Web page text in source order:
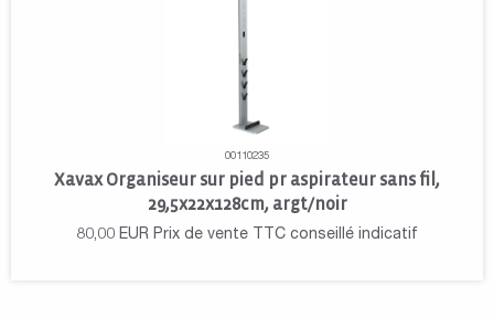
00110235
Xavax Organiseur sur pied pr aspirateur sans fil,
29,5x22x128cm, argt/noir
80,00 EUR Prix de vente TTC conseillé indicatif